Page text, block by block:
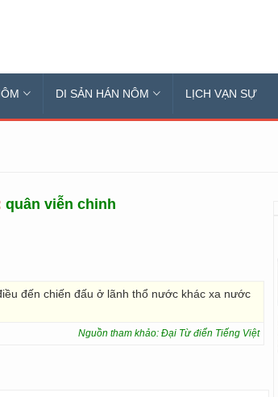
DI SẢN HÁN NÔM LỊCH VẠN SỰ
quân viễn chinh
đến chiến đấu ở lãnh thổ nước khác xa nước
Nguồn tham khảo: Đại Từ điển Tiếng Việt